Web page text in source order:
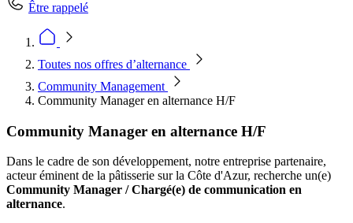
Être rappelé
Toutes nos offres d’alternance
Community Management
Community Manager en alternance H/F
Community Manager en alternance H/F
Dans le cadre de son développement, notre entreprise partenaire,
acteur éminent de la pâtisserie sur la Côte d'Azur, recherche un(e)
Community Manager / Chargé(e) de communication en
alternance.